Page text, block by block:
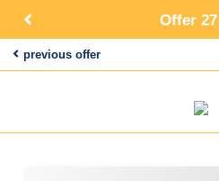
Offer
previous offer